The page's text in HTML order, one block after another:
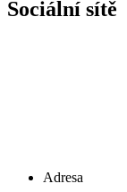
Sociální sítě
Adresa